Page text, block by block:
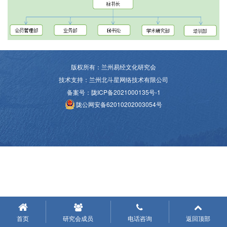
版权所有：兰州易经文化研究会
技术支持：兰州北斗星网络技术有限公司
备案号： 陇ICP备2021000135号-1
陇公网安备62010202003054号
首页 研究会成员 电话咨询 返回顶部